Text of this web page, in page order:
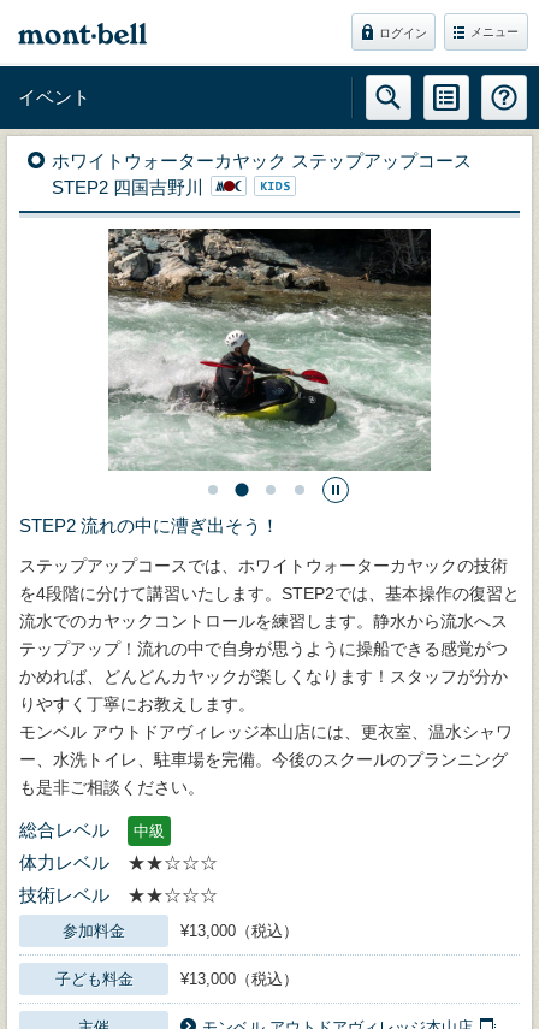
ログイン メニュー
イベント
ホワイトウォーターカヤック ステップアップコース
STEP2 四国吉野川
STEP2 流れの中に漕ぎ出そう！
ステップアップコースでは、ホワイトウォーターカヤックの技術
を4段階に分けて講習いたします。STEP2では、基本操作の復習と
流水でのカヤックコントロールを練習します。静水から流水へス
テップアップ！流れの中で自身が思うように操船できる感覚がつ
かめれば、どんどんカヤックが楽しくなります！スタッフが分か
りやすく丁寧にお教えします。
モンベル アウトドアヴィレッジ本山店には、更衣室、温水シャワ
ー、水洗トイレ、駐車場を完備。今後のスクールのプランニング
も是非ご相談ください。
総合レベル 中級
体力レベル
★★☆☆☆
技術レベル
★★☆☆☆
参加料金 ¥13,000（税込）
子ども料金 ¥13,000（税込）